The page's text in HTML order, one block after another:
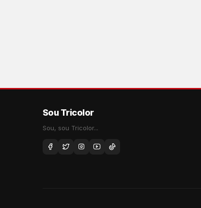
Sou Tricolor
Sou, sou Tricolor...